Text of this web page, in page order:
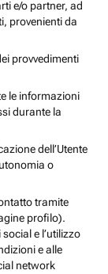
e/o partner, ad
provenienti da
provvedimenti
le informazioni
durante la
dell’Utente
o
tramite
profilo).
e l’utilizzo
e alle
network